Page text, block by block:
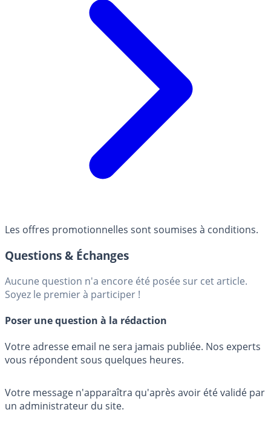
Les offres promotionnelles sont soumises à conditions.
Questions & Échanges
Aucune question n'a encore été posée sur cet article.
Soyez le premier à participer !
Poser une question à la rédaction
Votre adresse email ne sera jamais publiée. Nos experts
vous répondent sous quelques heures.
Votre message n'apparaîtra qu'après avoir été validé par
un administrateur du site.